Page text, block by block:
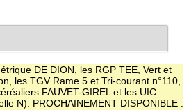
DE DION, les RGP TEE, Vert et
les TGV Rame 5 et Tri-courant n°110,
FAUVET-GIREL et les UIC
N). PROCHAINEMENT DISPONIBLE :